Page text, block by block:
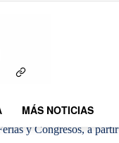
MÁS NOTICIAS
y Congresos, a partir